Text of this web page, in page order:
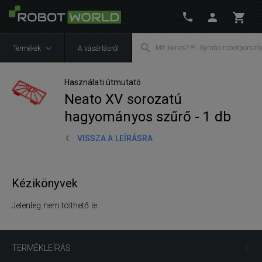
Termékek A vásárlásról
Használati útmutató
Neato XV sorozatú
hagyományos szűrő - 1 db
VISSZA A LEÍRÁSRA
TERMÉKLEÍRÁS
Kézikönyvek
Jelenleg nem tölthető le.